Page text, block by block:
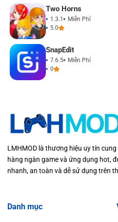
Two Horns
1.3.1
Miễn Phí
5.0
SnapEdit
7.6.5
Miễn Phí
0
LMHMOD là thương hiệu uy tín
hàng ngàn game và ứng dụng hot,
nhanh, an toàn và dễ sử dụng trên
Danh mục